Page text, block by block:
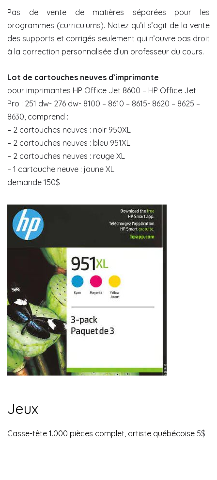
Pas de vente de matières séparées pour les
programmes (curriculums). Notez qu’il s’agit de la vente
des supports et corrigés seulement qui n’ouvre pas droit
à la correction personnalisée d’un professeur du cours.
Lot de cartouches neuves d’imprimante
pour imprimantes HP Office Jet 8600 – HP Office Jet
Pro : 251 dw- 276 dw- 8100 – 8610 – 8615- 8620 – 8625 –
8630, comprend :
– 2 cartouches neuves : noir 950XL
– 2 cartouches neuves : bleu 951XL
– 2 cartouches neuves : rouge XL
– 1 cartouche neuve : jaune XL
demande 150$
Jeux
Casse-tête 1.000 pièces complet, artiste québécoise 5$